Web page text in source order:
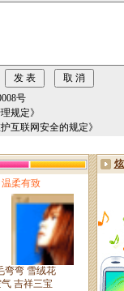
号
规定》
互联网安全的规定》